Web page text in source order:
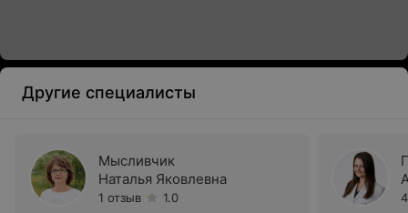
Другие специалисты
Мысливчик
Наталья Яковлевна
1 отзыв
1.0